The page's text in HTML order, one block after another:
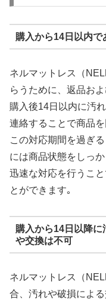
購入から14日以内
ネルマットレス（
らうために、返品お
購入後14日以内に汚
連絡することで商品
この対応期間を過ぎ
には商品状態をしっ
迅速な対応を行うこ
とができます｡
購入から14日以降に
や交換は不可
ネルマットレス（
合、汚れや破損によ